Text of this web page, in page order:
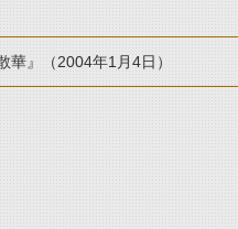
華』（2004年1月4日）